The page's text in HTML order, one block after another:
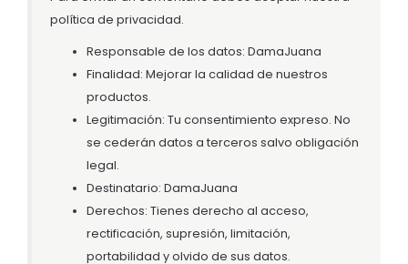
política de privacidad.
Responsable de los datos: DamaJuana
Finalidad: Mejorar la calidad de nuestros
productos.
Legitimación: Tu consentimiento expreso. No
se cederán datos a terceros salvo obligación
legal.
Destinatario: DamaJuana
Derechos: Tienes derecho al acceso,
rectificación, supresión, limitación,
portabilidad y olvido de sus datos.